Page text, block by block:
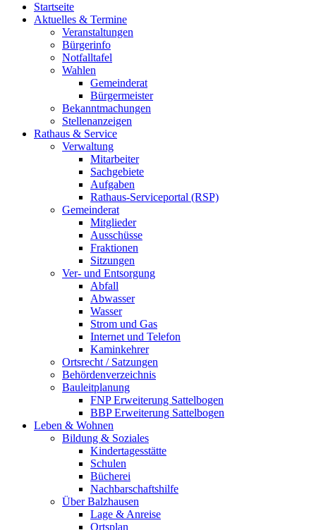
Startseite
Aktuelles & Termine
Veranstaltungen
Bürgerinfo
Notfalltafel
Wahlen
Gemeinderat
Bürgermeister
Bekanntmachungen
Stellenanzeigen
Rathaus & Service
Verwaltung
Mitarbeiter
Sachgebiete
Aufgaben
Rathaus-Serviceportal (RSP)
Gemeinderat
Mitglieder
Ausschüsse
Fraktionen
Sitzungen
Ver- und Entsorgung
Abfall
Abwasser
Wasser
Strom und Gas
Internet und Telefon
Kaminkehrer
Ortsrecht / Satzungen
Behördenverzeichnis
Bauleitplanung
FNP Erweiterung Sattelbogen
BBP Erweiterung Sattelbogen
Leben & Wohnen
Bildung & Soziales
Kindertagesstätte
Schulen
Bücherei
Nachbarschaftshilfe
Über Balzhausen
Lage & Anreise
Ortsplan